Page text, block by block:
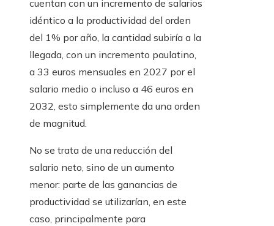
cuentan con un incremento de salarios
idéntico a la productividad del orden
del 1% por año, la cantidad subiría a la
llegada, con un incremento paulatino,
a 33 euros mensuales en 2027 por el
salario medio o incluso a 46 euros en
2032, esto simplemente da una orden
de magnitud.
No se trata de una reducción del
salario neto, sino de un aumento
menor: parte de las ganancias de
productividad se utilizarían, en este
caso, principalmente para